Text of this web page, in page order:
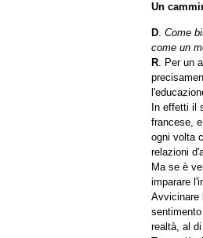
Un
D. Come
come un
R. Per un
In effetti il
francese,
ogni volta
relazioni
Ma se è
imparare
Avvicinare
realtà, al